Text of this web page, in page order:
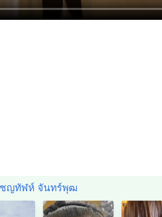
ชญทัฬห์ จันทร์พุฒ